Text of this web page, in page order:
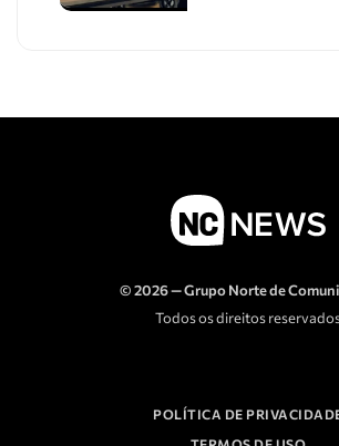
© 2026 — Grupo Norte de
Todos os direitos
POLÍTICA DE